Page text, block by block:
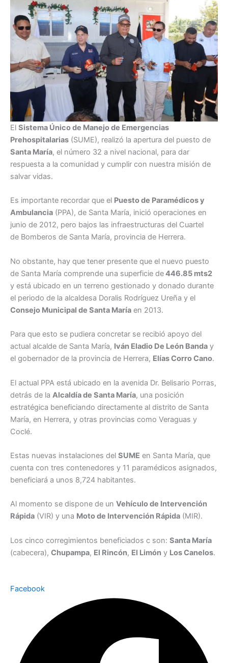
El Sistema Único de Manejo de Emergencias
Prehospitalarias (SUME), realizó la apertura del puesto de
Santa María, el número 32 a nivel nacional, para dar
respuesta a la comunidad y cumplir con nuestra misión de
salvar vidas.
Es importante recordar que el Puesto de Paramédicos y
Ambulancia (PPA), de Santa María, inició operaciones en
junio de 2012, pero bajos las infraestructuras del Cuartel
de Bomberos de Santa María, provincia de Herrera.
No obstante, hay que tener presente que el nuevo puesto
de Santa María comprende una superficie de446.85 mts2
y está ubicado en un terreno gestionado y donado durante
el periodo de la alcaldesa Doralis Rodríguez Ureña y el
Consejo Municipal de Santa María en 2013.
Para que esto se pudiera concretar se recibió apoyo del
actual alcalde de Santa María, Iván Eladio De León Banda y
el gobernador de la provincia de Herrera, Elías Corro Cano.
El actual PPA está ubicado en la avenida Dr. Belisario Porras,
detrás de la Alcaldía de Santa María, una posición
estratégica beneficiando directamente al distrito de Santa
María, en Herrera, y otras provincias como Veraguas y
Coclé.
Estas nuevas instalaciones del SUME en Santa María, que
cuenta con tres contenedores y 11 paramédicos asignados,
beneficiará a unos 8,724 habitantes.
Al momento se dispone de un Vehículo de Intervención
Rápida (VIR) y una Moto de Intervención Rápida (MIR).
Los cinco corregimientos beneficiados c son: Santa María
(cabecera), Chupampa, El Rincón, El Limón y Los Canelos.
Facebook